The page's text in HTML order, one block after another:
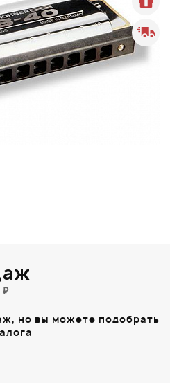
но вы можете подобрать